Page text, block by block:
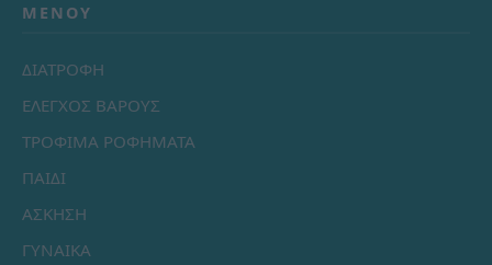
ΜΕΝΟΎ
ΔΙΑΤΡΟΦΗ
ΕΛΕΓΧΟΣ ΒΑΡΟΥΣ
ΤΡΟΦΙΜΑ ΡΟΦΗΜΑΤΑ
ΠΑΙΔΙ
ΑΣΚΗΣΗ
ΓΥΝΑΙΚΑ